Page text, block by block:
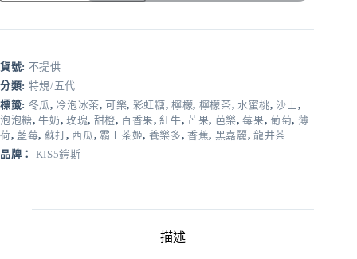
KIS5
鎧
斯
五
代
煙
貨號: 不提供
分類: 特規/五代
標籤: 冬瓜, 冷泡冰茶,可樂, 彩虹糖,檸檬, 檸檬茶, 水蜜桃,沙士,
泡泡糖,牛奶, 玫瑰, 甜橙, 百香果,紅牛,芒果, 芭樂,莓果, 葡萄, 薄
荷, 藍莓, 蘇打,西瓜, 霸王茶姬, 養樂多,香蕉, 黑嘉麗, 龍井茶
品牌： KIS5鎧斯
描述